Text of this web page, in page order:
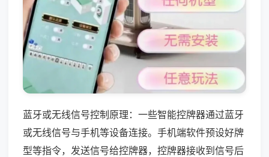
蓝牙或无线信号控制原理：一些智能控牌器通过蓝牙
或无线信号与手机等设备连接。手机端软件预设好牌
型等指令，发送信号给控牌器，控牌器接收到信号后